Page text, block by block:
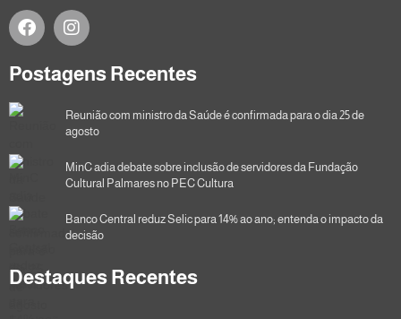
Postagens Recentes
Reunião com ministro da Saúde é confirmada para o dia 25 de
agosto
MinC adia debate sobre inclusão de servidores da Fundação
Cultural Palmares no PEC Cultura
Banco Central reduz Selic para 14% ao ano; entenda o impacto da
decisão
Destaques Recentes